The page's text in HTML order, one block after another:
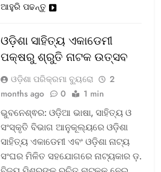
ଆହୁରି ପଢନ୍ତୁ
ଓଡ଼ିଶା ସାହିତ୍ୟ ଏକାଡେମୀ
ପକ୍ଷରୁ ଶ୍ରୁତି ନାଟକ ଉତ୍ସବ
ଓଡ଼ିଶା ପରିକ୍ରମା ବ୍ୟୁରୋ
2
months ago
0 1 min
ଭୁବନେଶ୍ଵର: ଓଡ଼ିଆ ଭାଷା, ସାହିତ୍ୟ ଓ
ସଂସ୍କୃତି ବିଭାଗ ଆନୁକୂଲ୍ୟରେ ଓଡ଼ିଶା
ସାହିତ୍ୟ ଏକାଡେମୀ ଏବଂ ଓଡ଼ିଶା ନାଟ୍ୟ
ସଂଘର ମିଳିତ ସହଯୋଗରେ ନାଟ୍ୟକାର ଡ଼.